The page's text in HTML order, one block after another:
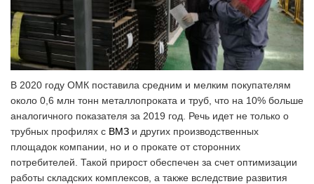
В 2020 году ОМК поставила средним и мелким покупателям
около 0,6 млн тонн металлопроката и труб, что на 10% больше
аналогичного показателя за 2019 год. Речь идет не только о
трубных профилях с ВМЗ и других производственных
площадок компании, но и о прокате от сторонних
потребителей. Такой прирост обеспечен за счет оптимизации
работы складских комплексов, а также вследствие развития